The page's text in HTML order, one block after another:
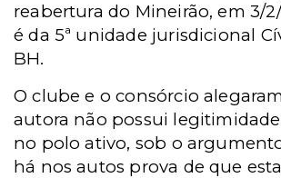
reabertura do Mineirão, em 3/
é da 5ª unidade jurisdicional
BH.
O clube e o consórcio
autora não possui
no polo ativo, sob o
há nos autos prova de que